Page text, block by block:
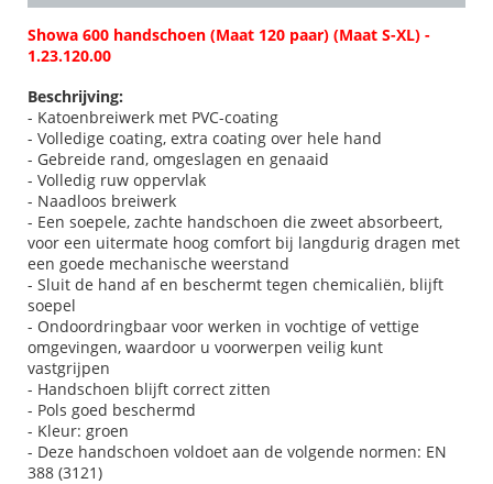
Showa 600 handschoen (Maat 120 paar) (Maat S-XL) -
1.23.120.00
Beschrijving:
- Katoenbreiwerk met PVC-coating
- Volledige coating, extra coating over hele hand
- Gebreide rand, omgeslagen en genaaid
- Volledig ruw oppervlak
- Naadloos breiwerk
- Een soepele, zachte handschoen die zweet absorbeert,
voor een uitermate hoog comfort bij langdurig dragen met
een goede mechanische weerstand
- Sluit de hand af en beschermt tegen chemicaliën, blijft
soepel
- Ondoordringbaar voor werken in vochtige of vettige
omgevingen, waardoor u voorwerpen veilig kunt
vastgrijpen
- Handschoen blijft correct zitten
- Pols goed beschermd
- Kleur: groen
- Deze handschoen voldoet aan de volgende normen: EN
388 (3121)